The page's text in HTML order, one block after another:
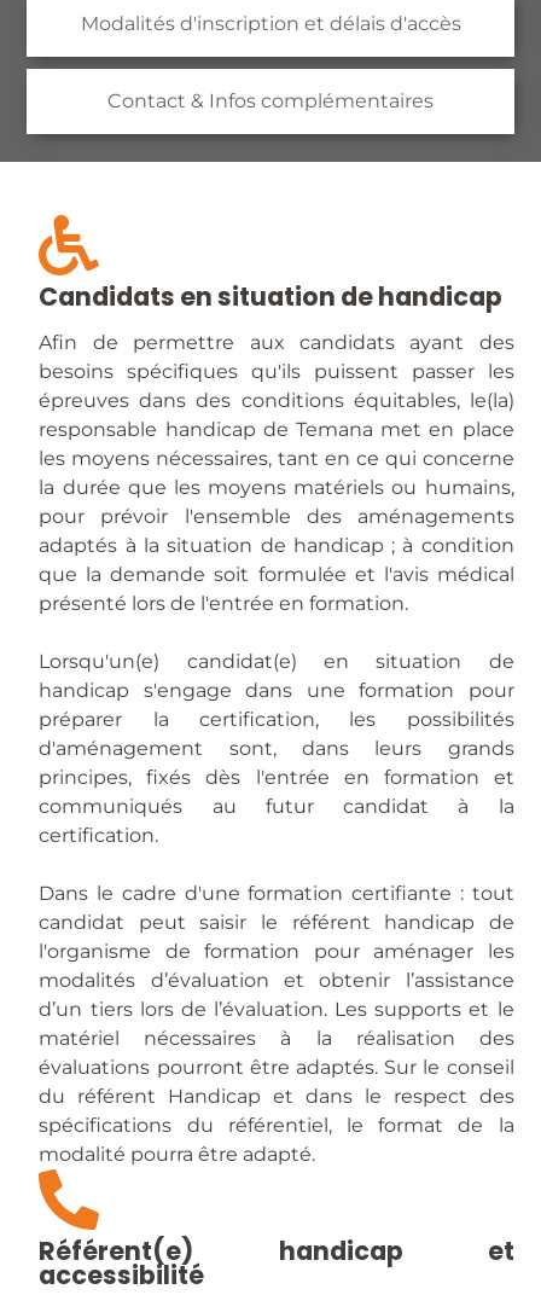
Modalités d'inscription et délais d'accès
Contact & Infos complémentaires
Candidats en situation de handicap
Afin de permettre aux candidats ayant des
besoins spécifiques qu'ils puissent passer les
épreuves dans des conditions équitables, le(la)
responsable handicap de Temana met en place
les moyens nécessaires, tant en ce qui concerne
la durée que les moyens matériels ou humains,
pour prévoir l'ensemble des aménagements
adaptés à la situation de handicap ; à condition
que la demande soit formulée et l'avis médical
présenté lors de l'entrée en formation.
Lorsqu'un(e) candidat(e) en situation de
handicap s'engage dans une formation pour
préparer la certification, les possibilités
d'aménagement sont, dans leurs grands
principes, fixés dès l'entrée en formation et
communiqués au futur candidat à la
certification.
Dans le cadre d'une formation certifiante : tout
candidat peut saisir le référent handicap de
l'organisme de formation pour aménager les
modalités d’évaluation et obtenir l’assistance
d’un tiers lors de l’évaluation. Les supports et le
matériel nécessaires à la réalisation des
évaluations pourront être adaptés. Sur le conseil
du référent Handicap et dans le respect des
spécifications du référentiel, le format de la
modalité pourra être adapté.
Référent(e) handicap et
accessibilité